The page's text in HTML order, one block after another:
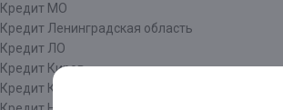
Кредит МО
Кредит Ленинградская область
Кредит ЛО
Кредит Киров
Кредит Кировская область